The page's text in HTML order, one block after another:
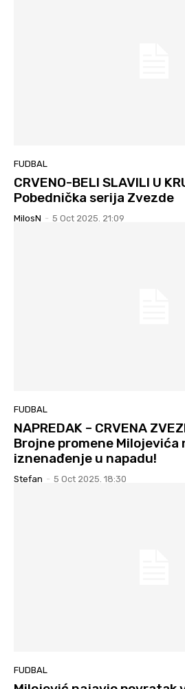
FUDBAL
CRVENO-BELI SLAVILI U
Pobednička serija Zvezde
MilosN - 5 Oct 2025. 21:09
FUDBAL
NAPREDAK – CRVENA
Brojne promene Milojevića
iznenađenje u napadu!
Stefan - 5 Oct 2025. 18:30
FUDBAL